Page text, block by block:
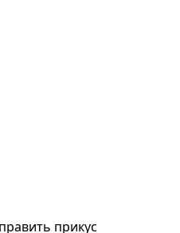
прикус